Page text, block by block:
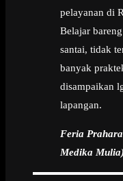
pelayanan di
Belajar
santai, tidak
banyak
disampaikan
lapangan.
Feria
Medika Mulia)